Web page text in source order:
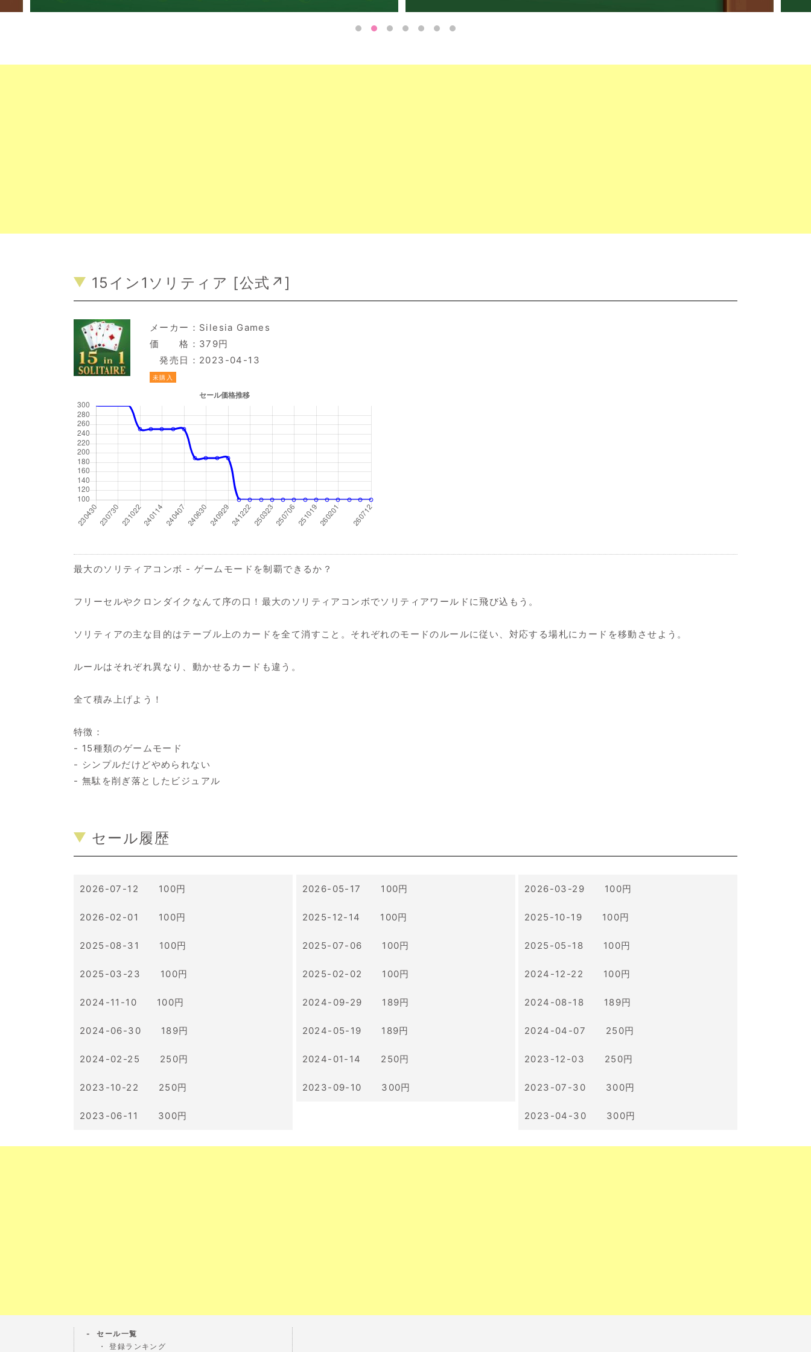
15イン1ソリティア [公式↗]
メーカー： Silesia Games
価 格：379円
発売日：2023-04-13
未購入
最大のソリティアコンボ - ゲームモードを制覇できるか？
フリーセルやクロンダイクなんて序の口！最大のソリティアコンボでソリティアワールドに飛び込もう。
ソリティアの主な目的はテーブル上のカードを全て消すこと。それぞれのモードのルールに従い、対応する場札にカードを移動させよう。
ルールはそれぞれ異なり、動かせるカードも違う。
全て積み上げよう！
特徴：
- 15種類のゲームモード
- シンプルだけどやめられない
- 無駄を削ぎ落としたビジュアル
セール履歴
2026-07-12 100円 2026-05-17 100円 2026-03-29 100円
2026-02-01 100円 2025-12-14 100円 2025-10-19 100円
2025-08-31 100円 2025-07-06 100円 2025-05-18 100円
2025-03-23 100円 2025-02-02 100円 2024-12-22 100円
2024-11-10 100円 2024-09-29 189円 2024-08-18 189円
2024-06-30 189円 2024-05-19 189円 2024-04-07 250円
2024-02-25 250円 2024-01-14 250円 2023-12-03 250円
2023-10-22 250円 2023-09-10 300円 2023-07-30 300円
2023-06-11 300円 2023-04-30 300円
セール一覧
登録ランキング